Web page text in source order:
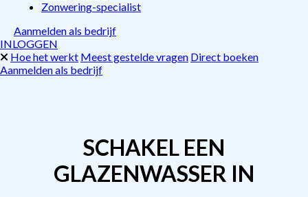
Zonwering-specialist
Aanmelden als bedrijf
INLOGGEN
Hoe het werkt Meest gestelde vragen Direct boeken
Aanmelden als bedrijf
SCHAKEL EEN
GLAZENWASSER IN